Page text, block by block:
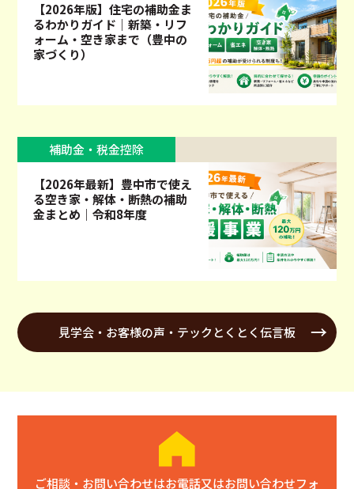
【2026年版】住宅の補助金ま
るわかりガイド｜新築・リフ
ォーム・空き家まで（豊中の
家づくり）
補助金・税金控除
【2026年最新】豊中市で使え
る空き家・解体・断熱の補助
金まとめ｜令和8年度
見学会・お客様の声・テックとくとく伝言板
ご相談・お問い合わせはお電話又はお問い合わせフォ